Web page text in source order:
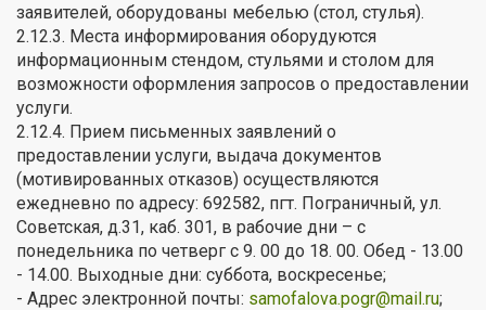
заявителей, оборудованы мебелью (стол, стулья).
2.12.3. Места информирования оборудуются
информационным стендом, стульями и столом для
возможности оформления запросов о предоставлении
услуги.
2.12.4. Прием письменных заявлений о
предоставлении услуги, выдача документов
(мотивированных отказов) осуществляются
ежедневно по адресу: 692582, пгт. Пограничный, ул.
Советская, д.31, каб. 301, в рабочие дни – с
понедельника по четверг с 9. 00 до 18. 00. Обед - 13.00
- 14.00. Выходные дни: суббота, воскресенье;
- Адрес электронной почты: samofalova.pogr@mail.ru;